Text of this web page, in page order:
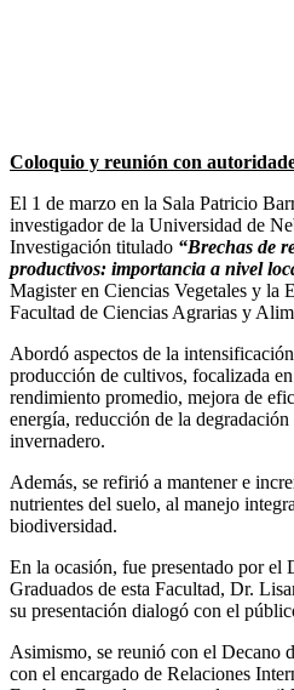
Coloquio y reunión con
El 1 de marzo en la Sala Patricio
investigador de la Universidad de
Investigación titulado “Brechas de
productivos: importancia a nivel
Magister en Ciencias Vegetales y la
Facultad de Ciencias Agrarias y
Abordó aspectos de la
producción de cultivos, focalizada
rendimiento promedio, mejora de
energía, reducción de la degradación
invernadero.
Además, se refirió a mantener e
nutrientes del suelo, al manejo
biodiversidad.
En la ocasión, fue presentado por el
Graduados de esta Facultad, Dr.
su presentación dialogó con el
Asimismo, se reunió con el Decano
con el encargado de Relaciones